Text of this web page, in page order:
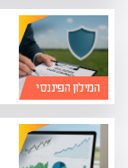
המילון הפיננסי